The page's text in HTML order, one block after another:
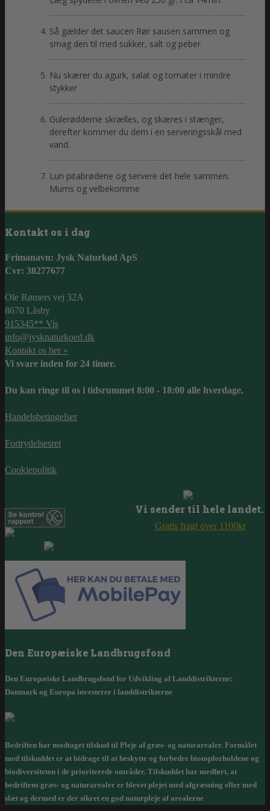
Så gælder det saucen Rør sausen sammen og
smag den til med sukker, salt og peber
Nu skærer du agurk, salat og tomater i mindre
stykker
Gulerødderne skrælles, og skæres i stænger,
derefter kommer du dem i en serveringsskål med
vand.
Lun pitabrødene og servere det hele sammen.
Mums og velbekomme
Kontakt os i dag
Frimanavn: Jysk Naturkød ApS
Cvr: 38277677
Ole Rømers vej 32A
8670 Låsby
915345** Vis
info@jysknaturkoed.dk
Kontakt os her »
Vi svare inden for 24 timer.
Du kan ringe til os i tidsrummet 8:00 - 18:00 alle hverdage.
Handelsbetingelser
Fortrydelsesret
Cookiepolitik
Vi sender til hele landet.
Gratis fragt over 1100kr
Den Europæiske Landbrugsfond
Den Europæiske Landbrugsfond for Udvikling af Landdistrikterne:
Danmark og Europa investerer i landdistrikterne
Bedriften har modtaget tilskud til Pleje af græs- og naturarealer. Formålet
med tilskuddet er at bidrage til at beskytte og forbedre biotopforholdene og
biodiversiteten i de prioriterede områder. Tilskuddet har medført, at
bedriftens græs- og naturarealer er blevet plejet med afgræsning eller med
slæt og dermed er der sikret en god naturpleje af arealerne